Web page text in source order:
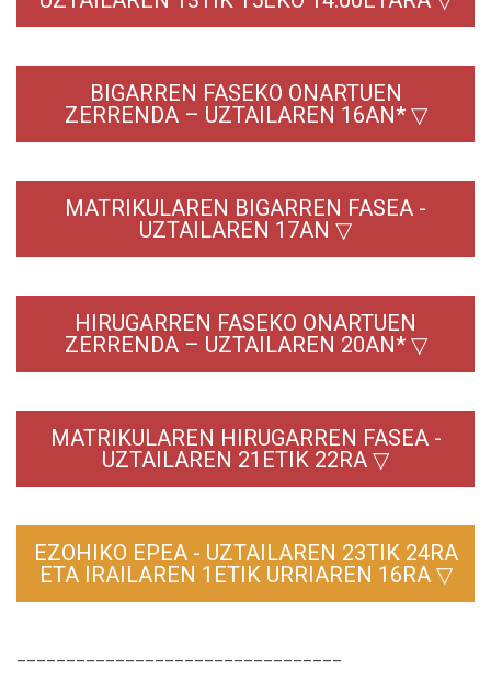
BIGARREN FASEKO ONARTUEN
ZERRENDA – UZTAILAREN 16AN* ▽
MATRIKULAREN BIGARREN FASEA -
UZTAILAREN 17AN ▽
HIRUGARREN FASEKO ONARTUEN
ZERRENDA – UZTAILAREN 20AN* ▽
MATRIKULAREN HIRUGARREN FASEA -
UZTAILAREN 21ETIK 22RA ▽
EZOHIKO EPEA - UZTAILAREN 23TIK 24RA
ETA IRAILAREN 1ETIK URRIAREN 16RA ▽